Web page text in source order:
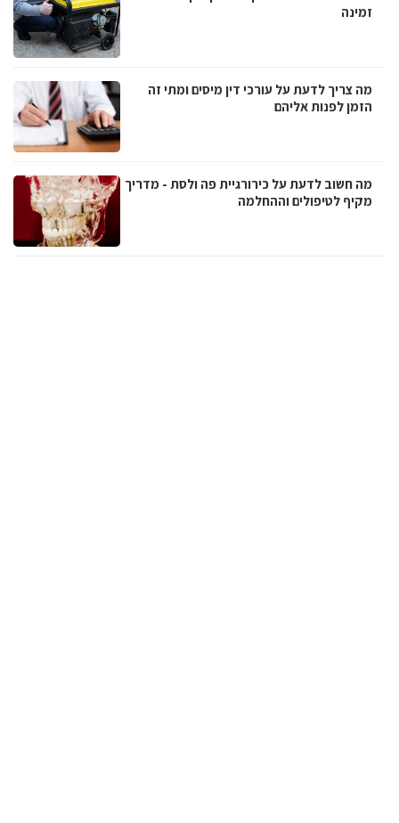
זמינה
מה צריך לדעת על עורכי דין מיסים ומתי זה
הזמן לפנות אליהם
מה חשוב לדעת על כירורגיית פה ולסת - מדריך
מקיף לטיפולים וההחלמה